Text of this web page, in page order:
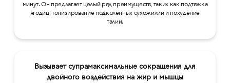
минут. Он предлагает целый ряд преимуществ, таких как подтяжка
ягодиц, тонизирование подколенных сухожилий и похудение
талии.
Вызывает супрамаксимальные сокращения для
двойного воздействия на жир и мышцы